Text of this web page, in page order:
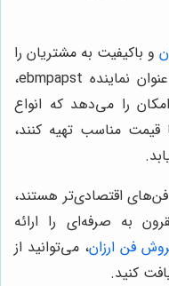
و باکیفیت به مشتریان را
سرلوحه کار خود قرار داده است. به عنوان نماینده ebmpapst،
را می‌دهد که انواع
مناسب تهیه کنند،
اقتصادی‌تر هستند،
به صرفه‌ای را ارائه
فن ارزان، می‌توانید از
کنید.